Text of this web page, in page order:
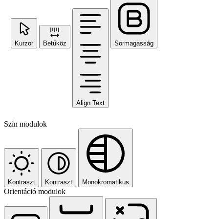
Kurzor Betűköz
Align Text
Sormagasság
Szín modulok
Kontraszt Kontraszt Monokromatikus
Orientáció modulok